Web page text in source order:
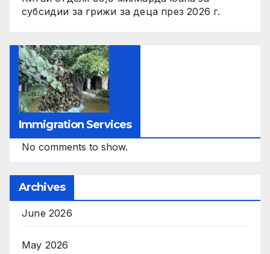
субсидии за грижи за деца през 2026 г.
Immigration Services
No comments to show.
Archives
June 2026
May 2026